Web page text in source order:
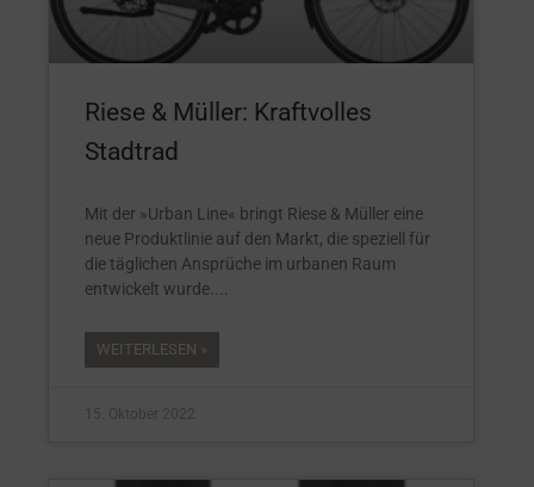
Riese & Müller: Kraftvolles
Stadtrad
Mit der »Urban Line« bringt Riese & Müller eine
neue Produktlinie auf den Markt, die speziell für
die täglichen Ansprüche im urbanen Raum
entwickelt wurde.
WEITERLESEN »
15. Oktober 2022